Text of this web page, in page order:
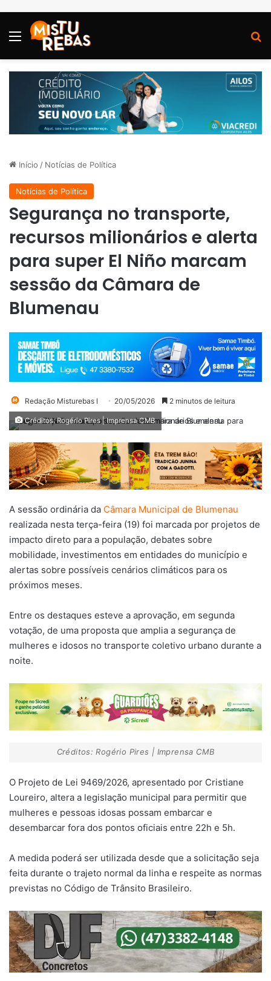
Menu
Início / Notícias de Política
Notícias de Política
Segurança no transporte,
recursos milionários e alerta
para super El Niño marcam
sessão da Câmara de
Blumenau
Redação Misturebas I 20/05/2026 2 minutos de leitura
Créditos: Rogério Pires | Imprensa CMB
A sessão ordinária da Câmara Municipal de Blumenau
realizada nesta terça-feira (19) foi marcada por projetos de
impacto direto para a população, debates sobre
mobilidade, investimentos em entidades do município e
alertas sobre possíveis cenários climáticos para os
próximos meses.
Entre os destaques esteve a aprovação, em segunda
votação, de uma proposta que amplia a segurança de
mulheres e idosos no transporte coletivo urbano durante a
noite.
Créditos: Rogério Pires | Imprensa CMB
O Projeto de Lei 9469/2026, apresentado por Cristiane
Loureiro, altera a legislação municipal para permitir que
mulheres e pessoas idosas possam embarcar e
desembarcar fora dos pontos oficiais entre 22h e 5h.
A medida poderá ser utilizada desde que a solicitação seja
feita durante o trajeto normal da linha e respeite as normas
previstas no Código de Trânsito Brasileiro.